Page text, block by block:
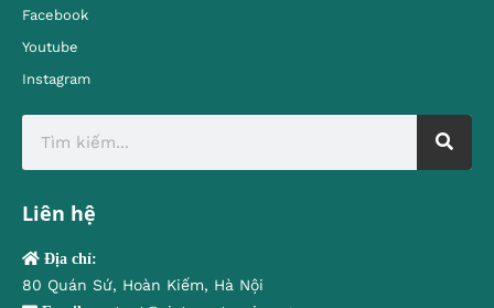
Facebook
Youtube
Instagram
Liên hệ
Địa chỉ:
80 Quán Sứ, Hoàn Kiếm, Hà Nội